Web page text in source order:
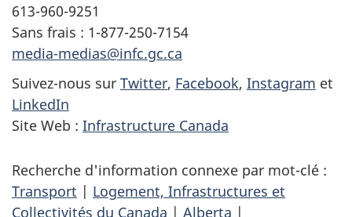
613-960-9251
Sans frais : 1-877-250-7154
media-medias@infc.gc.ca
Suivez-nous sur Twitter, Facebook, Instagram et
LinkedIn
Site Web : Infrastructure Canada
Recherche d'information connexe par mot-clé :
Transport | Logement, Infrastructures et
Collectivités du Canada | Alberta |